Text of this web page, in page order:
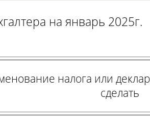
на январь 2025г.
налога или
сделать